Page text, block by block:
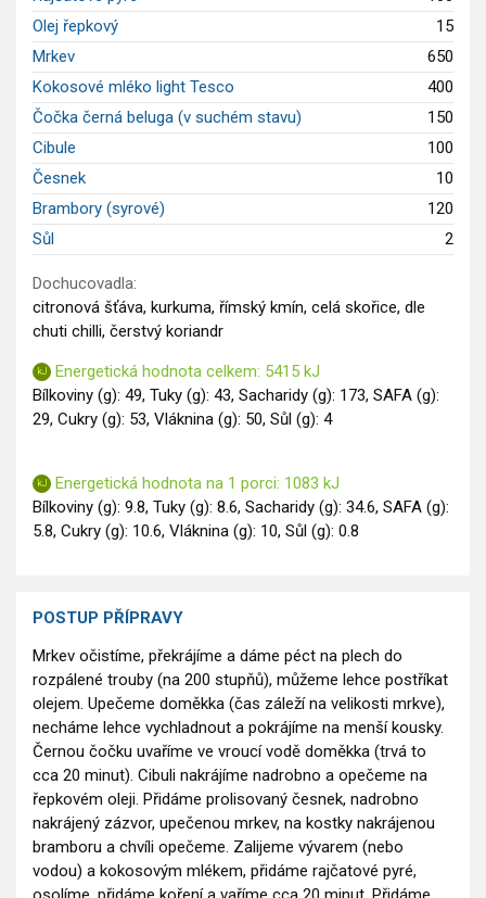
Olej řepkový
15
Mrkev
650
Kokosové mléko light Tesco
400
Čočka černá beluga (v suchém stavu)
150
Cibule
100
Česnek
10
Brambory (syrové)
120
Sůl
2
Dochucovadla:
citronová šťáva, kurkuma, římský kmín, celá skořice, dle
chuti chilli, čerstvý koriandr
Energetická hodnota celkem: 5415 kJ
Bílkoviny (g): 49, Tuky (g): 43, Sacharidy (g): 173, SAFA (g):
29, Cukry (g): 53, Vláknina (g): 50, Sůl (g): 4
Energetická hodnota na 1 porci: 1083 kJ
Bílkoviny (g): 9.8, Tuky (g): 8.6, Sacharidy (g): 34.6, SAFA (g):
5.8, Cukry (g): 10.6, Vláknina (g): 10, Sůl (g): 0.8
POSTUP PŘÍPRAVY
Mrkev očistíme, překrájíme a dáme péct na plech do
rozpálené trouby (na 200 stupňů), můžeme lehce postříkat
olejem. Upečeme doměkka (čas záleží na velikosti mrkve),
necháme lehce vychladnout a pokrájíme na menší kousky.
Černou čočku uvaříme ve vroucí vodě doměkka (trvá to
cca 20 minut). Cibuli nakrájíme nadrobno a opečeme na
řepkovém oleji. Přidáme prolisovaný česnek, nadrobno
nakrájený zázvor, upečenou mrkev, na kostky nakrájenou
bramboru a chvíli opečeme. Zalijeme vývarem (nebo
vodou) a kokosovým mlékem, přidáme rajčatové pyré,